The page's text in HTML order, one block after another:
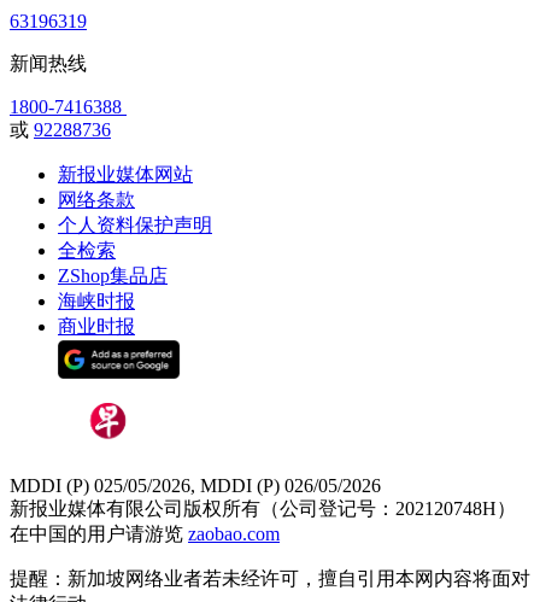
63196319
新闻热线
1800-7416388
或 92288736
新报业媒体网站
网络条款
个人资料保护声明
全检索
ZShop集品店
海峡时报
商业时报
MDDI (P) 025/05/2026, MDDI (P) 026/05/2026
新报业媒体有限公司版权所有（公司登记号：202120748H）
在中国的用户请游览 zaobao.com
提醒：新加坡网络业者若未经许可，擅自引用本网内容将面对